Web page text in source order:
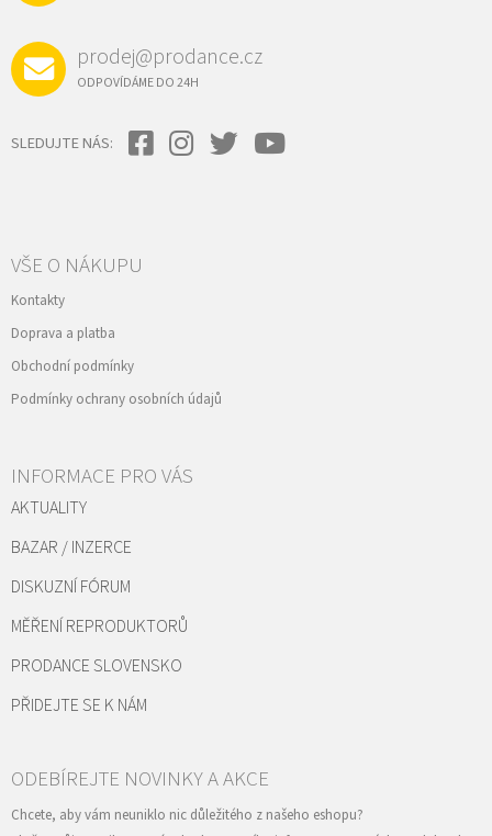
prodej@prodance.cz
ODPOVÍDÁME DO 24H
SLEDUJTE NÁS:
VŠE O NÁKUPU
Kontakty
Doprava a platba
Obchodní podmínky
Podmínky ochrany osobních údajů
INFORMACE PRO VÁS
AKTUALITY
BAZAR / INZERCE
DISKUZNÍ FÓRUM
MĚŘENÍ REPRODUKTORŮ
PRODANCE SLOVENSKO
PŘIDEJTE SE K NÁM